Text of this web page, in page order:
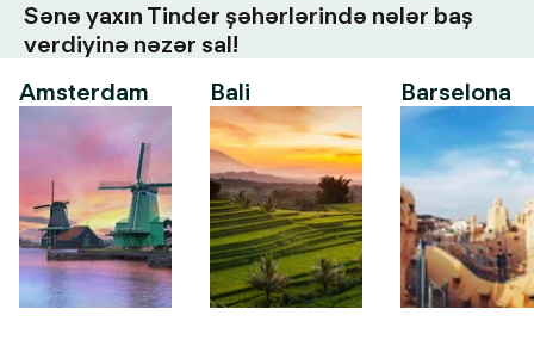
Sənə yaxın Tinder şəhərlərində nələr baş
verdiyinə nəzər sal!
Amsterdam
Bali Barselona